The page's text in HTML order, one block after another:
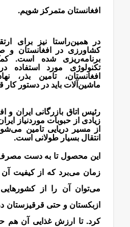
افغانستان متمرکز شویم.
در همین‌راستا نیز برای
کشاورزی در افغانستان و
برنامه‌ریزی شده است.
تکنولوژی‌ مورد
افغانستان، تامین بذر،
ماشین‌آلات باید در دستور کار
رئیس اتاق بازرگانی ایران
زیادی از حبوبات موردنیاز
از مسیر دریایی تامین
انتقال بسیار طولانی است.
این محصول تا به دست
زمان می‌برد که از کیفیت
می‌توان آن را از
ازبکستان و حتی قرقیزستان
کرد. تا ارزش غذایی آن هم